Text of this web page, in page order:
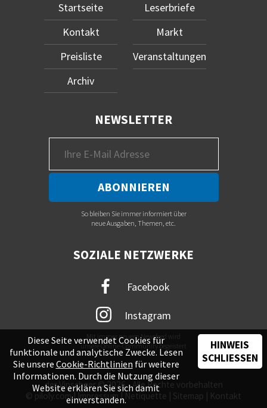
Startseite
Kontakt
Preisliste
Archiv
Leserbriefe
Markt
Veranstaltungen
NEWSLETTER
So bleiben Sie immer informiert über
neue Ausgaben, Themen, etc.
SOZIALE NETZWERKE
Facebook
Instagram
Mit immer neuem Newsfeed wird
unsere Online-Community begeistert
der Vinschger © 2026 - Alle Rechte vorbehalten
© piloly.com |Impressum | Netiquette | Sitemap | Kontakt
Diese Seite verwendet Cookies für
funktionale und analytische Zwecke. Lesen
Sie unsere Cookie-Richtlinien für weitere
Informationen. Durch die Nutzung dieser
Website erklären Sie sich damit
einverstanden.
HINWEIS
SCHLIESSEN